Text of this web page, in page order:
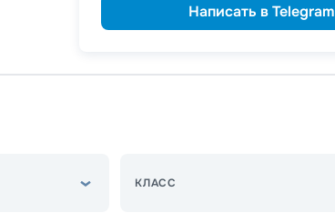
Написать в Telegram
КЛАСС